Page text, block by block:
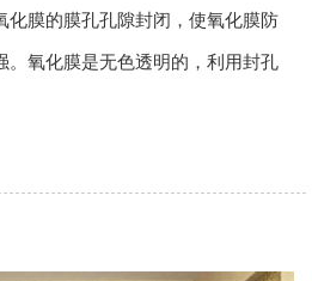
化膜的膜孔孔隙封闭，使氧化膜防
。氧化膜是无色透明的，利用封孔